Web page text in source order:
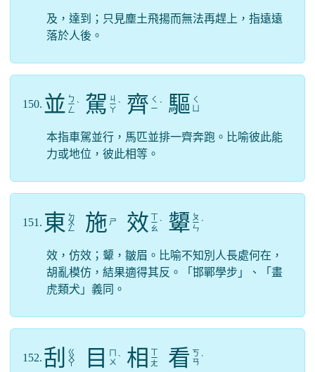
及，達到；只見塵土飛揚而無法再趕上，指遠遠
落於人後。
150. 並 ㄅ
ㄧ
ㄥ
ˋ 駕 ㄐ
ㄧ
ㄚ
ˋ 齊 ㄑ
ㄧ ˊ 驅 ㄑ
本指車駕並行，馬匹並排一齊奔跑。比喻彼此能
力或地位，彼此相等。
151. 東 ㄉ
ㄨ
ㄥ 施 ㄕ 效 ㄧ
ㄠ
ˋ 顰 ㄆ
ㄧ
ㄣ
ˊ
效，仿效；顰，皺眉。比喻不知別人長處何在，
胡亂模仿，結果適得其反。「邯鄲學步」、「畫
虎類犬」義同。
152. 刮 ㄍ
ㄨ
ㄚ 目
ㄨ ˋ 相 ㄧ
ㄤ 看 ㄎ
ㄢ ˋ